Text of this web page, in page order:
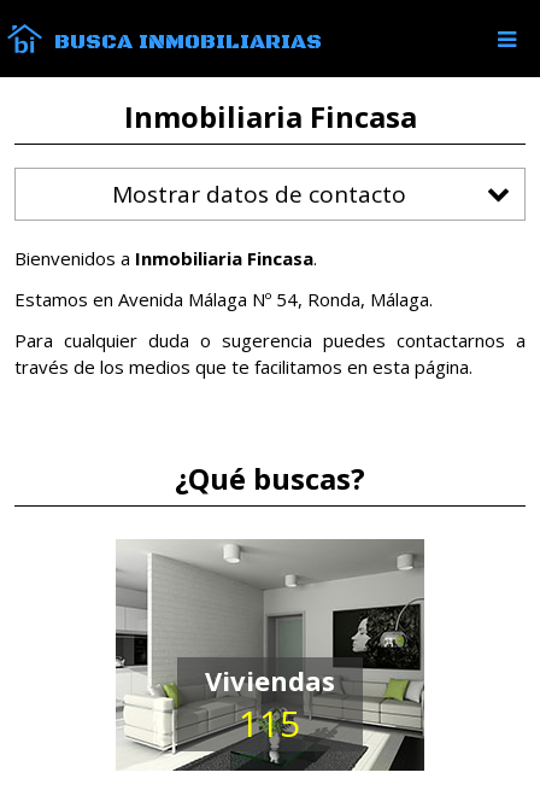
BUSCA INMOBILIARIAS
Inmobiliaria Fincasa
Mostrar datos de contacto
Bienvenidos a Inmobiliaria Fincasa.
Estamos en Avenida Málaga Nº 54, Ronda, Málaga.
Para cualquier duda o sugerencia puedes contactarnos a
través de los medios que te facilitamos en esta página.
¿Qué buscas?
Viviendas
115